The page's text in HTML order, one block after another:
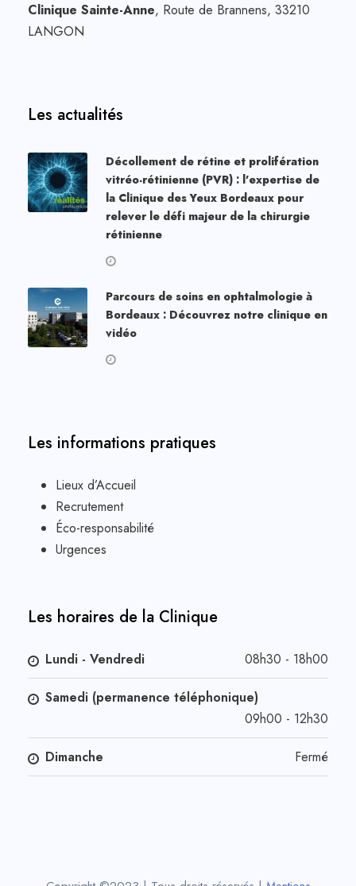
Clinique Sainte-Anne, Route de Brannens, 33210
LANGON
Les actualités
Décollement de rétine et prolifération
vitréo-rétinienne (PVR) : l’expertise de
la Clinique des Yeux Bordeaux pour
relever le défi majeur de la chirurgie
rétinienne
Parcours de soins en ophtalmologie à
Bordeaux : Découvrez notre clinique en
vidéo
Les informations pratiques
Lieux d’Accueil
Recrutement
Éco-responsabilité
Urgences
Les horaires de la Clinique
Lundi - Vendredi 08h30 - 18h00
Samedi (permanence téléphonique)
09h00 - 12h30
Dimanche Fermé